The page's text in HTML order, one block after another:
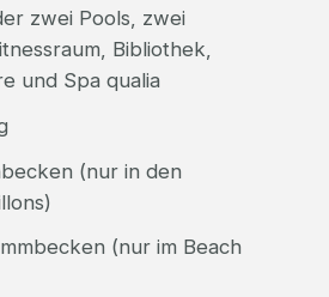
zwei Pools, zwei
Bibliothek,
und Spa qualia
(nur in den
(nur im Beach